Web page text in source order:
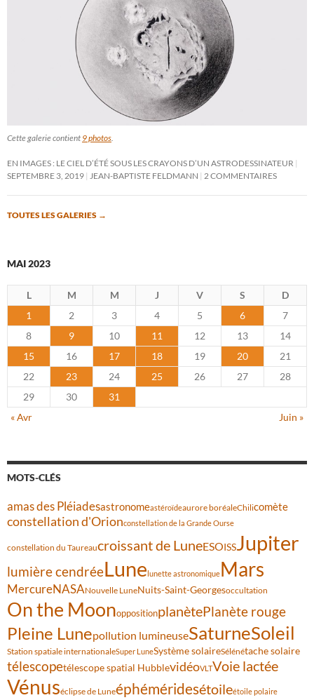
Cette galerie contient 9 photos.
EN IMAGES : LE CIEL D’ÉTÉ SOUS LES CRAYONS D’UN ASTRODESSINATEUR
SEPTEMBRE 3, 2019 JEAN-BAPTISTE FELDMANN 2 COMMENTAIRES
TOUTES LES GALERIES →
MAI 2023
L M M J V S
D
1
2 3 4 5 6
7
8
9 10 11 12 13
14
15
16 17 18 19 20
21
22
23 24 25 26 27
28
29
30
31
« Avr
Juin »
MOTS-CLÉS
amas des Pléiadesastronomeastéroïdeaurore boréaleChilicomète
constellation d'Orionconstellation de la Grande Ourse
constellation du Taureaucroissant de LuneESOISSJupiter
lumière cendréeLune lunette astronomiqueMars
MercureNASANouvelle LuneNuits-Saint-Georgesoccultation
On the MoonoppositionplanètePlanète rouge
Pleine Lunepollution lumineuseSaturneSoleil
Station spatiale internationaleSuper LuneSystème solaireSélénétache solaire
télescopetélescope spatial HubblevidéoVLTVoie lactée
Vénuséclipse de Luneéphéméridesétoileétoile polaire